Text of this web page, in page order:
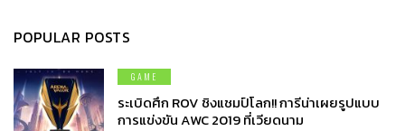
POPULAR POSTS
GAME
ระเบิดศึก ROV ชิงแชมป์โลก!! การีน่าเผยรูปแบบ
การแข่งขัน AWC 2019 ที่เวียดนาม